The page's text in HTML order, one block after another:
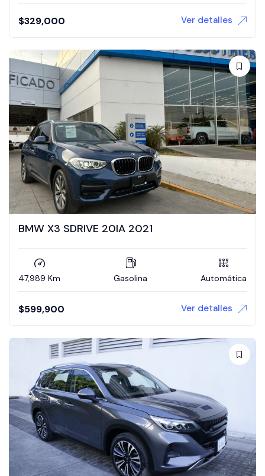
$329,000 Ver detalles
BMW X3 SDRIVE 20IA 2021
47,989 Km Gasolina Automática
$599,900 Ver detalles